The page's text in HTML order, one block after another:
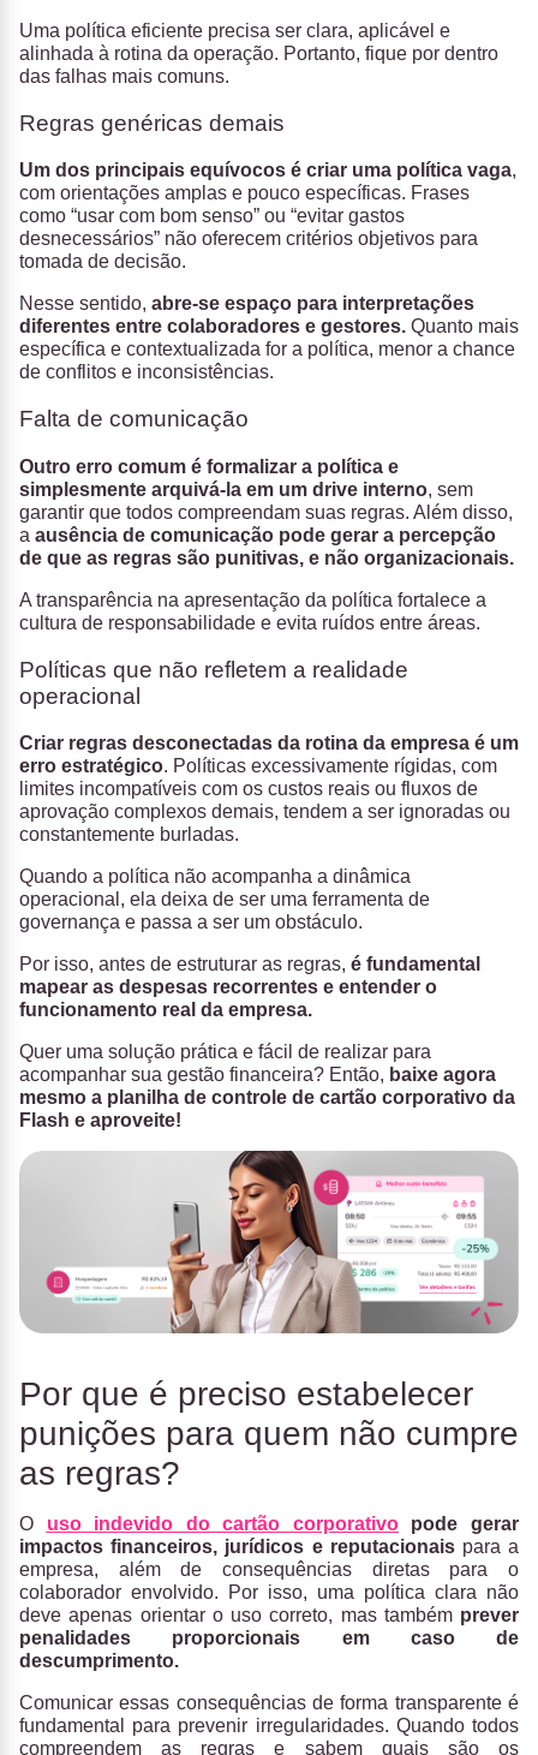
Uma política eficiente precisa ser clara, aplicável e
alinhada à rotina da operação. Portanto, fique por dentro
das falhas mais comuns.
Regras genéricas demais
Um dos principais equívocos é criar uma política vaga,
com orientações amplas e pouco específicas. Frases
como “usar com bom senso” ou “evitar gastos
desnecessários” não oferecem critérios objetivos para
tomada de decisão.
Nesse sentido, abre-se espaço para interpretações
diferentes entre colaboradores e gestores. Quanto mais
específica e contextualizada for a política, menor a chance
de conflitos e inconsistências.
Falta de comunicação
Outro erro comum é formalizar a política e
simplesmente arquivá-la em um drive interno, sem
garantir que todos compreendam suas regras. Além disso,
a ausência de comunicação pode gerar a percepção
de que as regras são punitivas, e não organizacionais.
A transparência na apresentação da política fortalece a
cultura de responsabilidade e evita ruídos entre áreas.
Políticas que não refletem a realidade
operacional
Criar regras desconectadas da rotina da empresa é um
erro estratégico. Políticas excessivamente rígidas, com
limites incompatíveis com os custos reais ou fluxos de
aprovação complexos demais, tendem a ser ignoradas ou
constantemente burladas.
Quando a política não acompanha a dinâmica
operacional, ela deixa de ser uma ferramenta de
governança e passa a ser um obstáculo.
Por isso, antes de estruturar as regras, é fundamental
mapear as despesas recorrentes e entender o
funcionamento real da empresa.
Quer uma solução prática e fácil de realizar para
acompanhar sua gestão financeira? Então, baixe agora
mesmo a planilha de controle de cartão corporativo da
Flash e aproveite!
Por que é preciso estabelecer
punições para quem não cumpre
as regras?
O uso indevido do cartão corporativopode gerar
impactos financeiros, jurídicos e reputacionaispara a
empresa, além de consequências diretas para o
colaborador envolvido. Por isso, uma política clara não
deve apenas orientar o uso correto, mas também prever
penalidades proporcionais em caso de
descumprimento.
Comunicar essas consequências de forma transparente é
fundamental para prevenir irregularidades. Quando todos
compreendem as regras e sabem quais são os